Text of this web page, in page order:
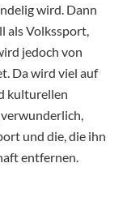
wird. Dann
als Volkssport,
jedoch von
Da wird viel auf
kulturellen
und die, die ihn
entfernen.